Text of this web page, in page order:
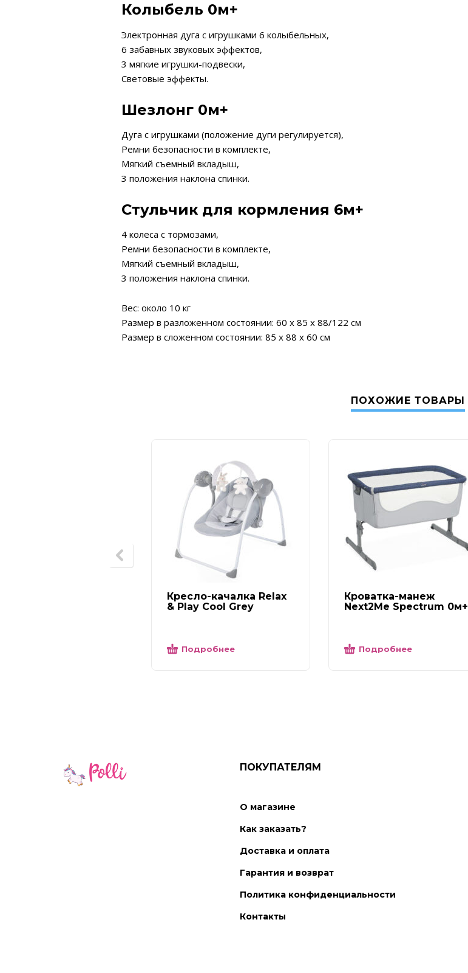
Колыбель 0м+
Электронная дуга с игрушками 6 колыбельных,
6 забавных звуковых эффектов,
3 мягкие игрушки-подвески,
Световые эффекты.
Шезлонг 0м+
Дуга с игрушками (положение дуги регулируется),
Ремни безопасности в комплекте,
Мягкий съемный вкладыш,
3 положения наклона спинки.
Стульчик для кормления 6м+
4 колеса с тормозами,
Ремни безопасности в комплекте,
Мягкий съемный вкладыш,
3 положения наклона спинки.
Вес: около 10 кг
Размер в разложенном состоянии: 60 х 85 х 88/122 см
Размер в сложенном состоянии: 85 х 88 х 60 см
ПОХОЖИЕ ТОВАРЫ
Кресло-качалка Relax
& Play Cool Grey
Подробнее
Кроватка-манеж
Next2Me Spectrum 0м+
Подробнее
ПОКУПАТЕЛЯМ
О магазине
Как заказать?
Доставка и оплата
Гарантия и возврат
Политика конфиденциальности
Контакты